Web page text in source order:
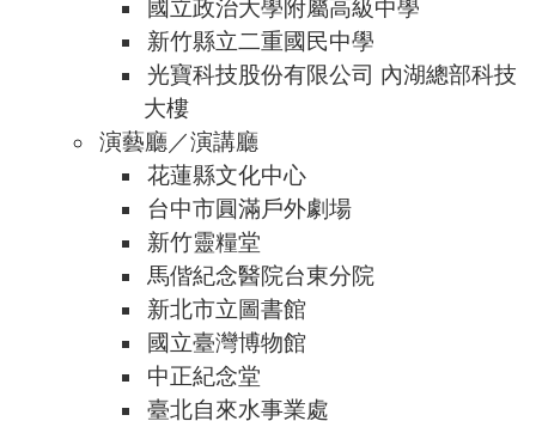
國立政治大學附屬高級中學
新竹縣立二重國民中學
光寶科技股份有限公司 內湖總部科技
大樓
演藝廳／演講廳
花蓮縣文化中心
台中市圓滿戶外劇場
新竹靈糧堂
馬偕紀念醫院台東分院
新北市立圖書館
國立臺灣博物館
中正紀念堂
臺北自來水事業處